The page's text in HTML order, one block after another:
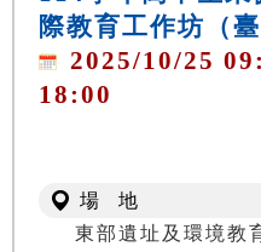
際教育工作坊（臺
2025/10/25
18:00
場 地
東部遺址及環境教